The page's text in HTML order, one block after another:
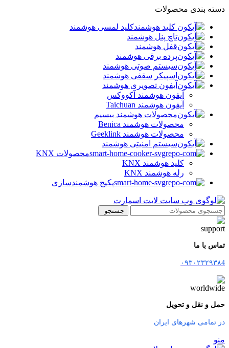
دسته بندی محصولات
کلید لمسی هوشمند
تاچ پنل هوشمند
قفل هوشمند
پرده برقی هوشمند
سیستم صوتی هوشمند
اسپیکر سقفی هوشمند
آیفون تصویری هوشمند
آيفون هوشمند آکووکس
آیفون هوشمند Taichuan
محصولات هوشمند بیسیم
محصولات هوشمند Benica
محصولات هوشمند Geeklink
سیستم امنیتی هوشمند
محصولات KNX
کلید هوشمند KNX
رله هوشمند KNX
پکیج هوشمندسازی
جستجو
تماس با ما
۰۹۳۰۲۳۲۹۳۸4
حمل و نقل و تحویل
در تمامی شهرهای ایران
منو